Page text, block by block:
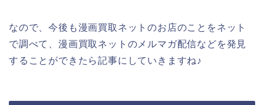
なので、今後も漫画買取ネットのお店のことをネット
で調べて、漫画買取ネットのメルマガ配信などを発見
することができたら記事にしていきますね♪